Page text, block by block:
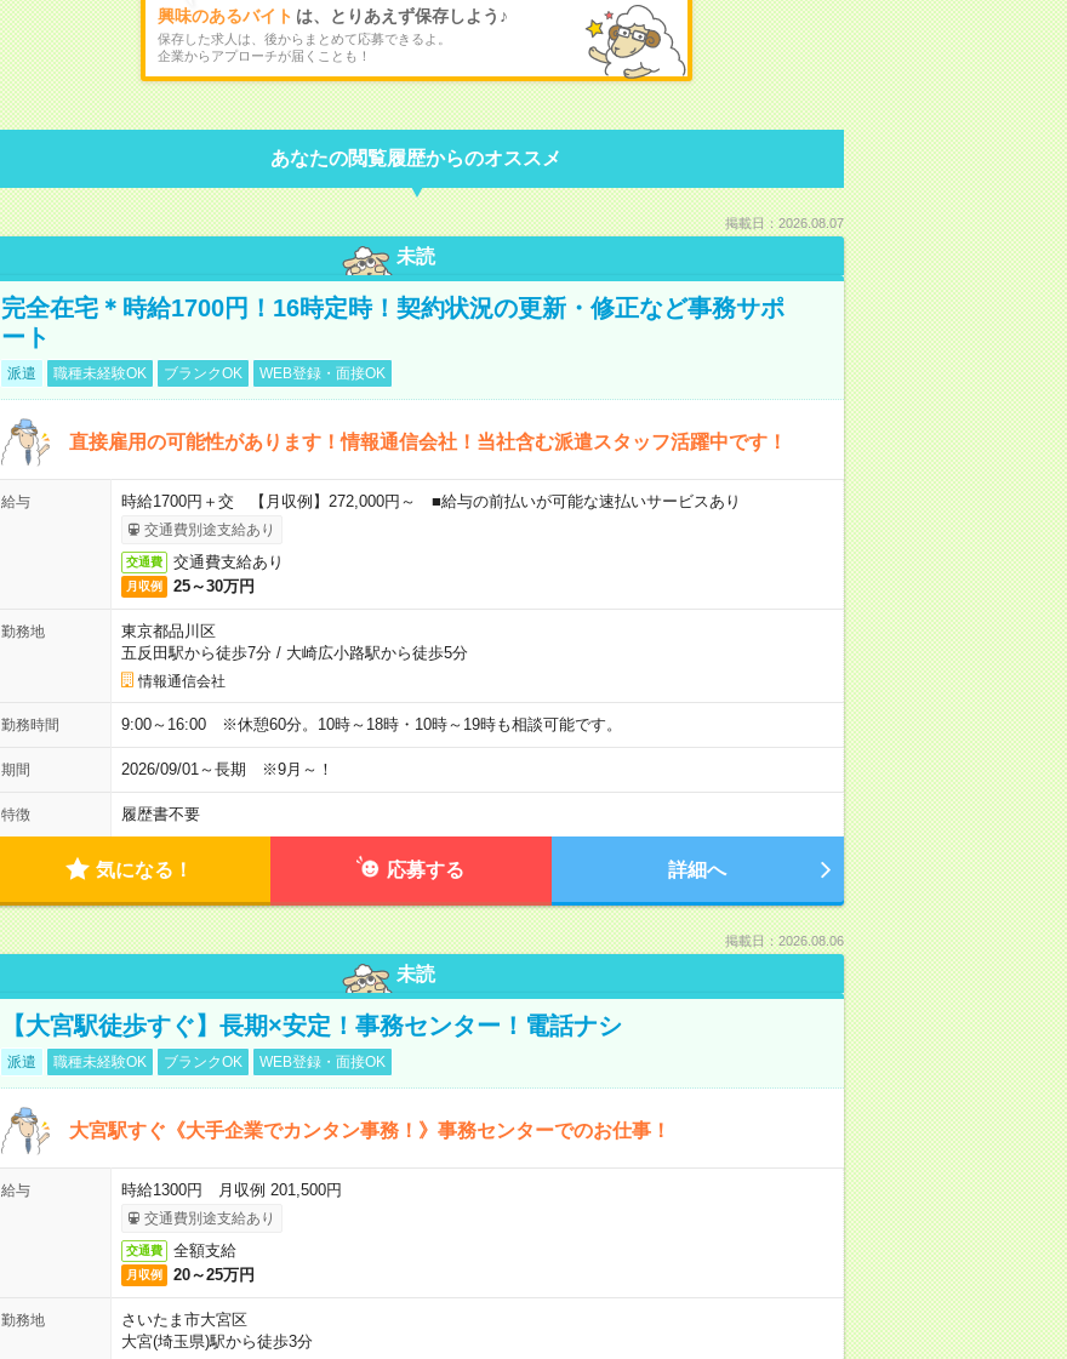
興味のあるバイト は、とりあえず保存しよう♪
保存した求人は、後からまとめて応募できるよ。
企業からアプローチが届くことも！
あなたの閲覧履歴からのオススメ
掲載日：2026.08.07
未読
完全在宅＊時給1700円！16時定時！契約状況の更新・修正など事務サポ
ート
派遣 職種未経験OK ブランクOK WEB登録・面接OK
直接雇用の可能性があります！情報通信会社！当社含む派遣スタッフ活躍中です！
給与 時給1700円＋交 【月収例】272,000円～ ■給与の前払いが可能な速払いサービスあり
交通費別途支給あり
交通費 交通費支給あり
月収例 25～30万円
勤務地
東京都品川区
五反田駅から徒歩7分/ 大崎広小路駅から徒歩5分
情報通信会社
勤務時間 9:00～16:00 ※休憩60分。10時～18時・10時～19時も相談可能です。
期間 2026/09/01～長期 ※9月～！
特徴 履歴書不要
気になる！ 応募する 詳細へ
掲載日：2026.08.06
未読
【大宮駅徒歩すぐ】長期×安定！事務センター！電話ナシ
派遣 職種未経験OK ブランクOK WEB登録・面接OK
大宮駅すぐ《大手企業でカンタン事務！》事務センターでのお仕事！
給与 時給1300円 月収例 201,500円
交通費別途支給あり
交通費 全額支給
月収例 20～25万円
勤務地
さいたま市大宮区
大宮(埼玉県)駅から徒歩3分